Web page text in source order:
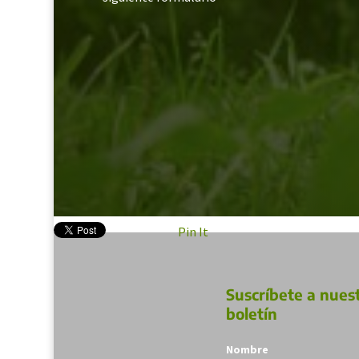
Pin It
Suscríbete a
boletín
Nombre